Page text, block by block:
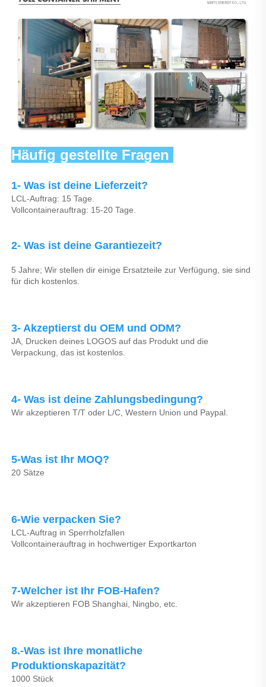
Häufig gestellte Fragen
1- Was ist deine Lieferzeit?
LCL-Auftrag: 15 Tage.
Vollcontainerauftrag: 15-20 Tage.
2- Was ist deine Garantiezeit?
5 Jahre; Wir stellen dir einige Ersatzteile zur Verfügung, sie sind
für dich kostenlos.
3- Akzeptierst du OEM und ODM?
JA, Drucken deines LOGOS auf das Produkt und die
Verpackung, das ist kostenlos.
4- Was ist deine Zahlungsbedingung?
Wir akzeptieren T/T oder L/C, Western Union und Paypal.
5-Was ist Ihr MOQ?
20 Sätze
6-Wie verpacken Sie?
LCL-Auftrag in Sperrholzfallen
Vollcontainerauftrag in hochwertiger Exportkarton
7-Welcher ist Ihr FOB-Hafen?
Wir akzeptieren FOB Shanghai, Ningbo, etc.
8.-Was ist Ihre monatliche
Produktionskapazität?
1000 Stück